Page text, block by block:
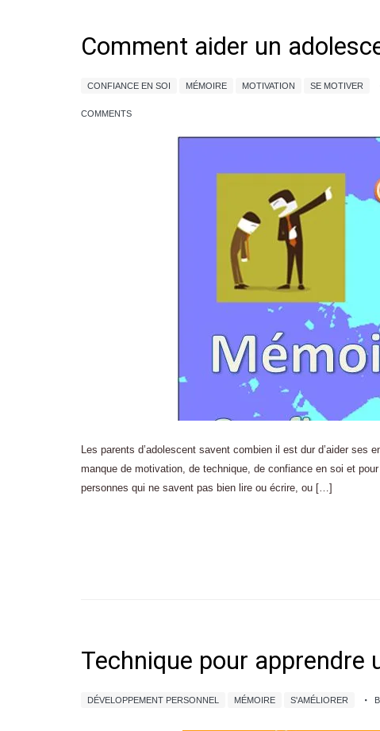
Comment aider un
CONFIANCE EN SOI MÉMOIRE MOTIVATION SE MOTIVER
COMMENTS
Les parents d’adolescent savent combien il est dur d’aider
manque de motivation, de technique, de confiance en soi et
personnes qui ne savent pas bien lire ou écrire, ou […]
Technique pour apprendre
DÉVELOPPEMENT PERSONNEL MÉMOIRE S'AMÉLIORER